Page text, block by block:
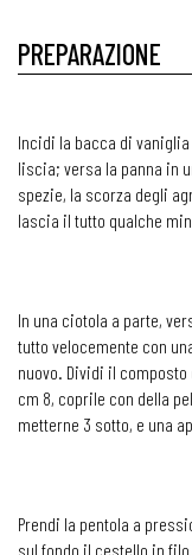
PREPARAZIONE
Incidi la bacca di
liscia; versa la panna in
spezie, la scorza degli
lascia il tutto qualche
In una ciotola a parte,
tutto velocemente con
nuovo. Dividi il
cm 8, coprile con della
metterne 3 sotto, e una
Prendi la pentola a
sul fondo il cestello in